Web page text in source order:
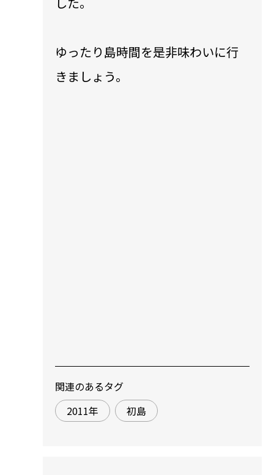
ゆったり島時間を是非味わいに行
きましょう。
関連のあるタグ
2011年
初島